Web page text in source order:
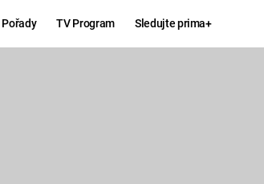
Pořady TV Program Sledujte prima+